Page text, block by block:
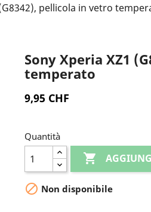
pellicola in vetro
Sony Xperia XZ1
temperato
9,95 CHF
Quantità

 Non disponibile